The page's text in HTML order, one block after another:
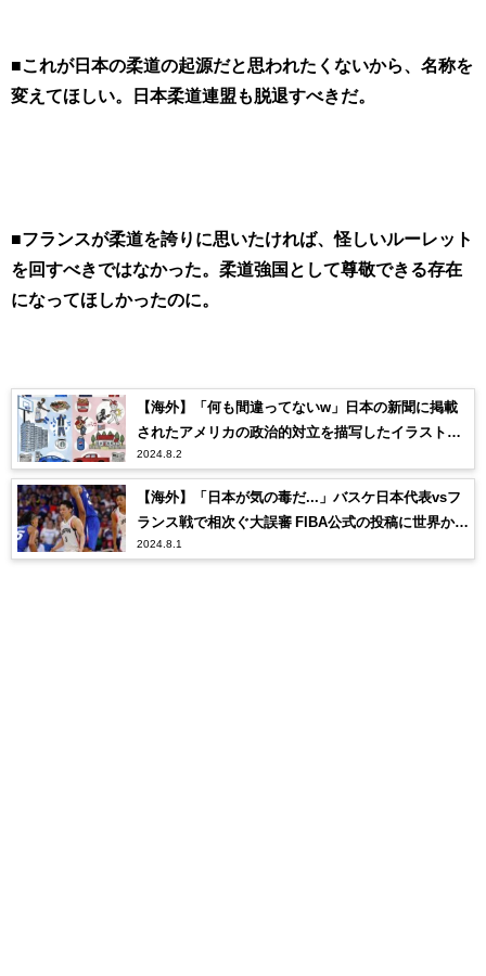
■これが日本の柔道の起源だと思われたくないから、名称を
変えてほしい。日本柔道連盟も脱退すべきだ。
■フランスが柔道を誇りに思いたければ、怪しいルーレット
を回すべきではなかった。柔道強国として尊敬できる存在
になってほしかったのに。
【海外】「何も間違ってないw」日本の新聞に掲載
されたアメリカの政治的対立を描写したイラストが
正確すぎると話題に！
2024.8.2
【海外】「日本が気の毒だ...」バスケ日本代表vsフ
ランス戦で相次ぐ大誤審 FIBA公式の投稿に世界から
批判が殺到！
2024.8.1